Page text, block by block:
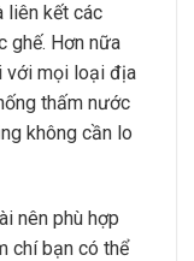
liên kết các
ghế. Hơn nữa
với mọi loại địa
thấm nước
không cần lo
nên phù hợp
chí bạn có thể